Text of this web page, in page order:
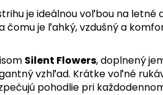
je ideálnou voľbou na letné
čomu je ľahký, vzdušný a
Silent Flowers, doplnený
vzhľad. Krátke voľné
pohodlie pri